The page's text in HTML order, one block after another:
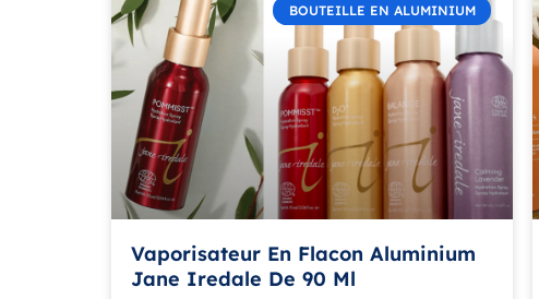
BOUTEILLE EN ALUMINIUM
Vaporisateur En Flacon Aluminium
Jane Iredale De 90 Ml